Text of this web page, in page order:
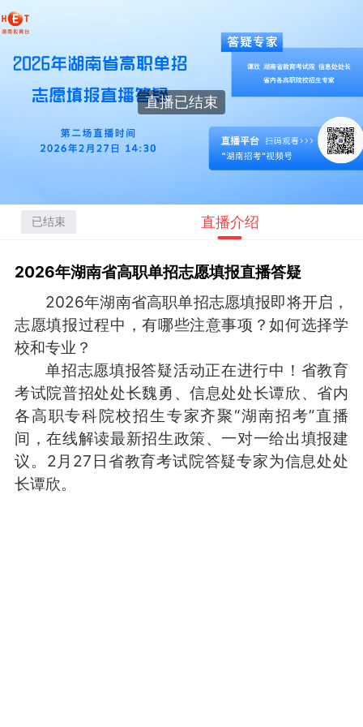
直播已结束
已结束 直播介绍
2026年湖南省高职单招志愿填报直播答疑
2026年湖南省高职单招志愿填报即将开启，
志愿填报过程中，有哪些注意事项？如何选择学
校和专业？
单招志愿填报答疑活动正在进行中！省教育
考试院普招处处长魏勇、信息处处长谭欣、省内
各高职专科院校招生专家齐聚“湖南招考”直播
间，在线解读最新招生政策、一对一给出填报建
议。2月27日省教育考试院答疑专家为信息处处
长谭欣。